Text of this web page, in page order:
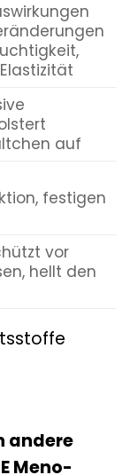
auf
festigen
vor
hellt den
andere
Meno-